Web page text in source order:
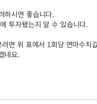
하시면 좋습니다.
투자됐는지 알 수 있습니다.
면 위 표에서 1회당 연마수치
네요.